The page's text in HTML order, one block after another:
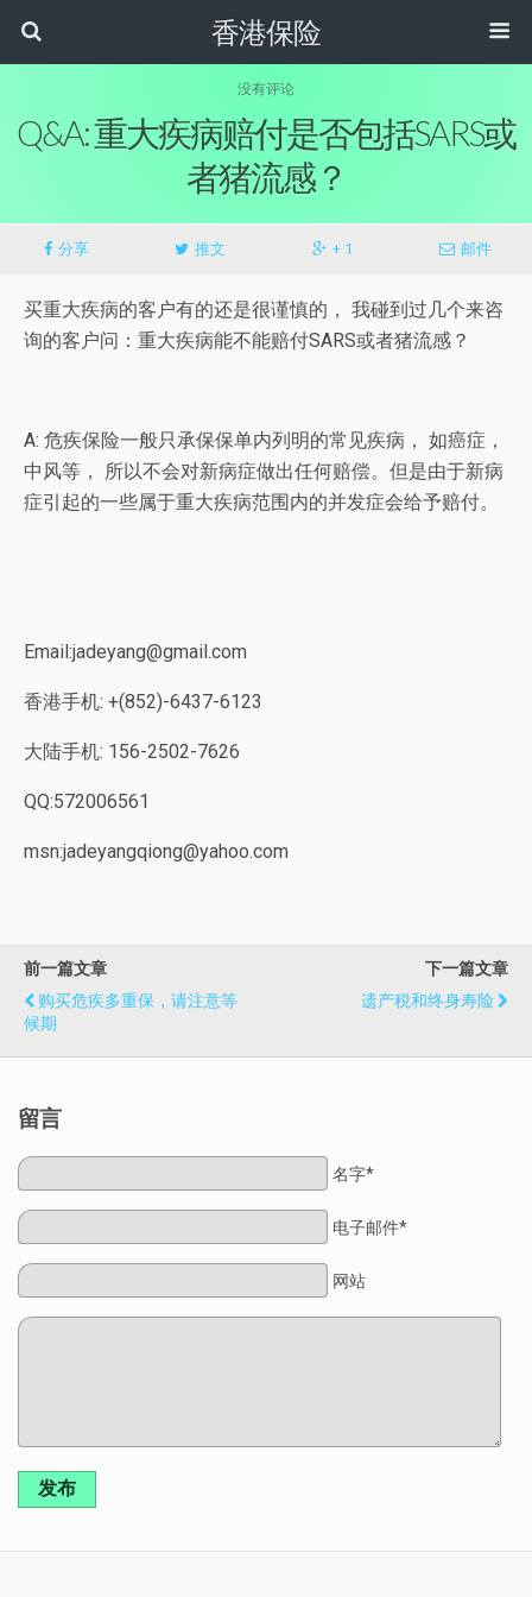
香港保险
没有评论
Q&A: 重大疾病赔付是否包括SARS或
者猪流感？
分享 推文 + 1 邮件
买重大疾病的客户有的还是很谨慎的， 我碰到过几个来咨
询的客户问：重大疾病能不能赔付SARS或者猪流感？
A: 危疾保险一般只承保保单内列明的常见疾病， 如癌症，
中风等， 所以不会对新病症做出任何赔偿。但是由于新病
症引起的一些属于重大疾病范围内的并发症会给予赔付。
Email:jadeyang@gmail.com
香港手机: +(852)-6437-6123
大陆手机: 156-2502-7626
QQ:572006561
msn:jadeyangqiong@yahoo.com
前一篇文章
购买危疾多重保，请注意等
候期
下一篇文章
遗产税和终身寿险
留言
名字*
电子邮件*
网站
发布